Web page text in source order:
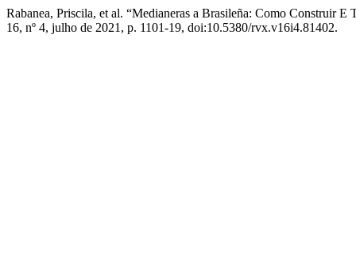
Rabanea, Priscila, et al. “Medianeras a Brasileña: Como Construir
16, nº 4, julho de 2021, p. 1101-19, doi:10.5380/rvx.v16i4.81402.